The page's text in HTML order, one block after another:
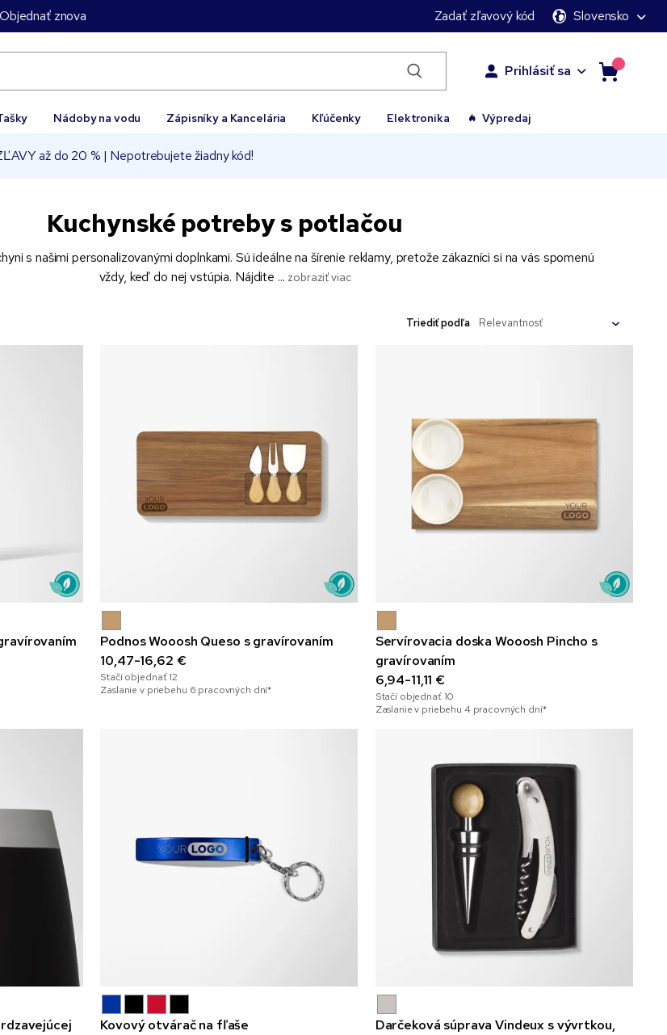
Objednať znova Zadať zľavový kód Slovensko
Prihlásiť sa
Nádoby na vodu Zápisníky a Kancelária Kľúčenky Elektronika Výpredaj
až do 20 % | Nepotrebujete žiadny kód!
Kuchynské potreby s potlačou
s našimi personalizovanými doplnkami. Sú ideálne na šírenie reklamy, pretože zákazníci si na vás spomenú
vždy, keď do nej vstúpia. Nájdite ... zobraziť viac
Triediť podľa
Podnos Wooosh Queso s gravírovaním
10,47-16,62 €
Stačí objednať12
Zaslanie v priebehu 6 pracovných dní*
Servírovacia doska Wooosh Pincho s
gravírovaním
6,94-11,11 €
Stačí objednať 10
Zaslanie v priebehu 4 pracovných dní*
Kovový otvárač na fľaše
Darčeková súprava Vindeux s vývrtkou,